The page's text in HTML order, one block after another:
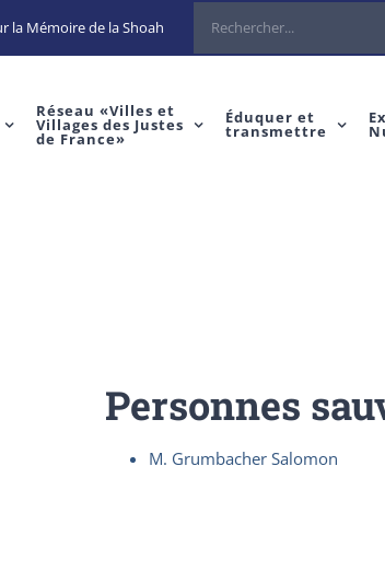
la Mémoire de la Shoah Rechercher
Réseau «Villes et
Villages des Justes
de France»
Éduquer et
transmettre
Personnes
M. Grumbacher Salomon